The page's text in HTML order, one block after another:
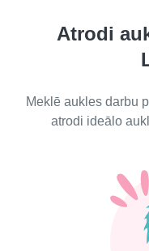
Atrodi
Meklē aukles darbu
atrodi ideālo